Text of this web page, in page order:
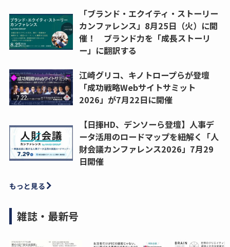
「ブランド・エクイティ・ストーリー
カンファレンス」8月25日（火）に開
催！ ブランド力を「成長ストーリ
ー」に翻訳する
江崎グリコ、キノトロープらが登壇
「成功戦略Webサイトサミット
2026」が7月22日に開催
【日揮HD、デンソーら登壇】人事デ
ータ活用のロードマップを紐解く「人
財会議カンファレンス2026」7月29
日開催
もっと見る
雑誌・最新号